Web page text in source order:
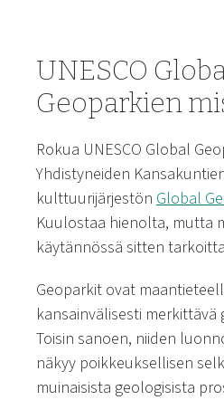
UNESCO
Geoparkien
Rokua UNESCO Global
Yhdistyneiden
kulttuurijärjestön Global
Kuulostaa hienolta, mutta
käytännössä sitten
Geoparkit ovat
kansainvälisesti
Toisin sanoen, niiden
näkyy poikkeuksellisen
muinaisista geologisista